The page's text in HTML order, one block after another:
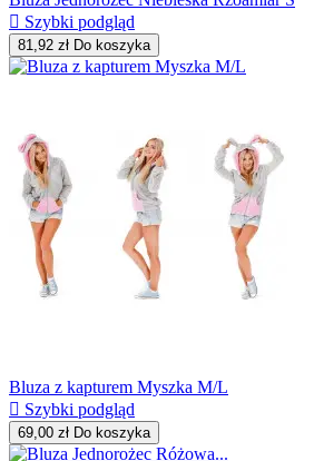
 Szybki podgląd
81,92 zł Do koszyka
Bluza z kapturem Myszka M/L
 Szybki podgląd
69,00 zł Do koszyka